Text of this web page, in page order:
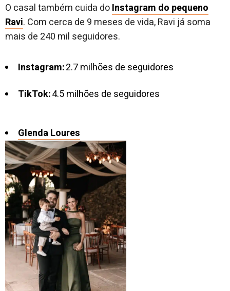
O casal também cuida doInstagram do pequeno
Ravi. Com cerca de 9 meses de vida, Ravi já soma
mais de 240 mil seguidores.
Instagram:2.7 milhões de seguidores
TikTok:4.5 milhões de seguidores
Glenda Loures